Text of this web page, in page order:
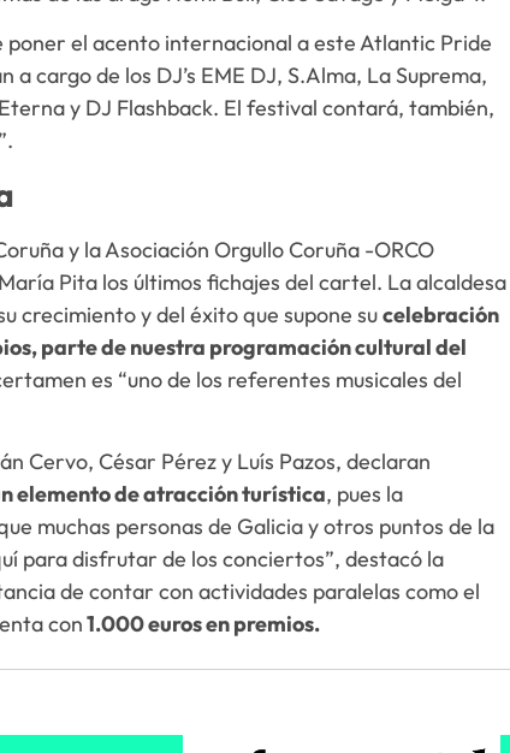
el acento internacional a este Atlantic Pride
cargo de los DJ’s EME DJ, S.Alma, La Suprema,
y DJ Flashback. El festival contará, también,
y la Asociación Orgullo Coruña -ORCO
Pita los últimos fichajes del cartel. La alcaldesa
crecimiento y del éxito que supone sucelebración
parte de nuestra programación cultural del
es “uno de los referentes musicales del
Cervo, César Pérez y Luís Pazos, declaran
elemento de atracción turística, pues la
muchas personas de Galicia y otros puntos de la
para disfrutar de los conciertos”, destacó la
de contar con actividades paralelas como el
con1.000 euros en premios.